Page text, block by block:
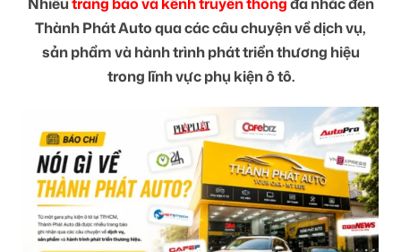
Thành Phát Auto qua các câu chuyện về dịch vụ,
sản phẩm và hành trình phát triển thương hiệu
trong lĩnh vực phụ kiện ô tô.